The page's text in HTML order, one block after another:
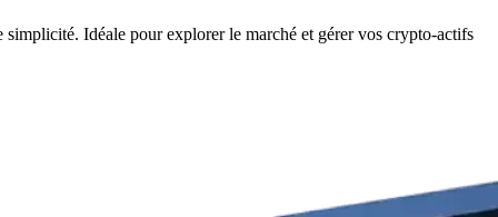
Idéale pour explorer le marché et gérer vos crypto-actifs